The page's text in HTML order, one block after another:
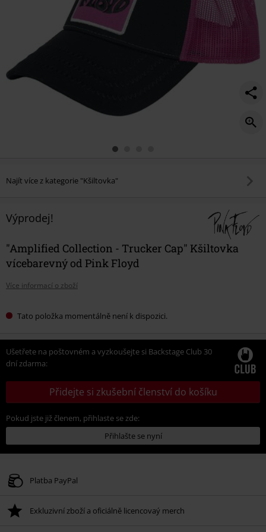
Najít více z kategorie "Kšiltovka"
Výprodej!
"Amplified Collection - Trucker Cap" Kšiltovka
vícebarevný od Pink Floyd
Více informací o zboží
Tato položka momentálně není k dispozici.
Ušetřete na poštovném a vyzkoušejte si Backstage Club 30
dní zdarma:
Přidejte si zkušební členství do košíku
Pokud jste již členem, přihlaste se zde:
Přihlašte se nyní
Platba PayPal
Exkluzivní zboží a oficiálně licencovaý merch